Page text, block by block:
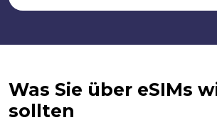
Was Sie über eSIMs
sollten